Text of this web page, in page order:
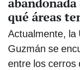
qué áreas
Actualmente, la
Guzmán se
entre los cerros